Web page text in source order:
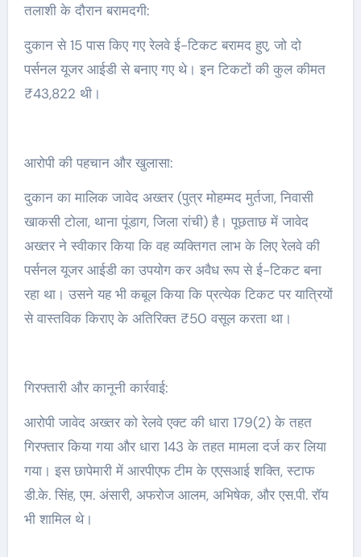
तलाशी के दौरान बरामदगी:
दुकान से 15 पास किए गए रेलवे ई-टिकट बरामद हुए, जो दो
पर्सनल यूजर आईडी से बनाए गए थे। इन टिकटों की कुल कीमत
₹43,822 थी।
आरोपी की पहचान और खुलासा:
दुकान का मालिक जावेद अख्तर (पुत्र मोहम्मद मुर्तजा, निवासी
खाकसी टोला, थाना पूंडाग, जिला रांची) है। पूछताछ में जावेद
अख्तर ने स्वीकार किया कि वह व्यक्तिगत लाभ के लिए रेलवे की
पर्सनल यूजर आईडी का उपयोग कर अवैध रूप से ई-टिकट बना
रहा था। उसने यह भी कबूल किया कि प्रत्येक टिकट पर यात्रियों
से वास्तविक किराए के अतिरिक्त ₹50 वसूल करता था।
गिरफ्तारी और कानूनी कार्रवाई:
आरोपी जावेद अख्तर को रेलवे एक्ट की धारा 179(2) के तहत
गिरफ्तार किया गया और धारा 143 के तहत मामला दर्ज कर लिया
गया। इस छापेमारी में आरपीएफ टीम के एएसआई शक्ति, स्टाफ
डी.के. सिंह, एम. अंसारी, अफरोज आलम, अभिषेक, और एस.पी. रॉय
भी शामिल थे।